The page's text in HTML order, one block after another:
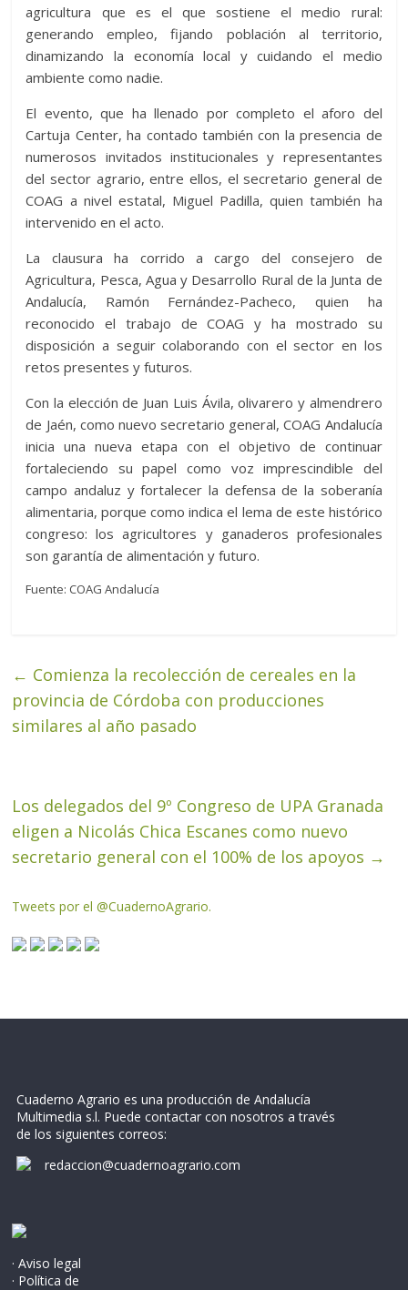
agricultura que es el que sostiene el medio rural:
generando empleo, fijando población al territorio,
dinamizando la economía local y cuidando el medio
ambiente como nadie.
El evento, que ha llenado por completo el aforo del
Cartuja Center, ha contado también con la presencia de
numerosos invitados institucionales y representantes
del sector agrario, entre ellos, el secretario general de
COAG a nivel estatal, Miguel Padilla, quien también ha
intervenido en el acto.
La clausura ha corrido a cargo del consejero de
Agricultura, Pesca, Agua y Desarrollo Rural de la Junta de
Andalucía, Ramón Fernández-Pacheco, quien ha
reconocido el trabajo de COAG y ha mostrado su
disposición a seguir colaborando con el sector en los
retos presentes y futuros.
Con la elección de Juan Luis Ávila, olivarero y almendrero
de Jaén, como nuevo secretario general, COAG Andalucía
inicia una nueva etapa con el objetivo de continuar
fortaleciendo su papel como voz imprescindible del
campo andaluz y fortalecer la defensa de la soberanía
alimentaria, porque como indica el lema de este histórico
congreso: los agricultores y ganaderos profesionales
son garantía de alimentación y futuro.
Fuente: COAG Andalucía
← Comienza la recolección de cereales en la
provincia de Córdoba con producciones
similares al año pasado
Los delegados del 9º Congreso de UPA Granada
eligen a Nicolás Chica Escanes como nuevo
secretario general con el 100% de los apoyos →
Tweets por el @CuadernoAgrario.
Cuaderno Agrario es una producción de Andalucía
Multimedia s.l. Puede contactar con nosotros a través
de los siguientes correos:
redaccion@cuadernoagrario.com
· Aviso legal
· Política de